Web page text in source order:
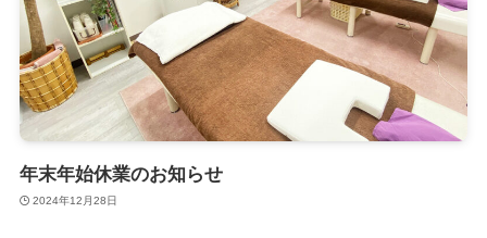
年末年始休業のお知らせ
2024年12月28日